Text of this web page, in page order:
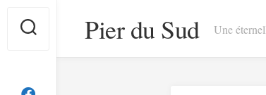
content
Pier du Sud Une